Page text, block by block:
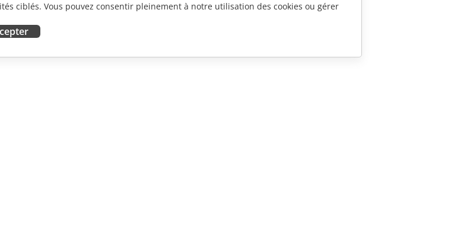
ciblés. Vous pouvez consentir pleinement à notre utilisation des cookies ou gérer